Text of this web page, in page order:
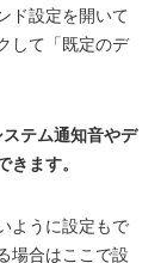
ド設定を開いて
して「既定のデ
テム通知音やデ
ます。
ように設定もで
場合はここで設